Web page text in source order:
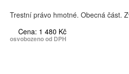
Trestní právo hmotné. Obecná část.
Cena: 1 480 Kč
osvobozeno od DPH